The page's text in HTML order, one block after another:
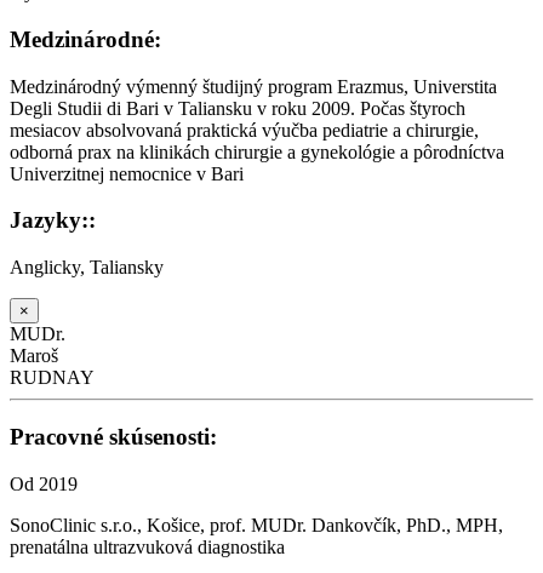
Medzinárodné:
Medzinárodný výmenný študijný program Erazmus, Universtita
Degli Studii di Bari v Taliansku v roku 2009. Počas štyroch
mesiacov absolvovaná praktická výučba pediatrie a chirurgie,
odborná prax na klinikách chirurgie a gynekológie a pôrodníctva
Univerzitnej nemocnice v Bari
Jazyky::
Anglicky, Taliansky
×
MUDr.
Maroš
RUDNAY
Pracovné skúsenosti:
Od 2019
SonoClinic s.r.o., Košice, prof. MUDr. Dankovčík, PhD., MPH,
prenatálna ultrazvuková diagnostika